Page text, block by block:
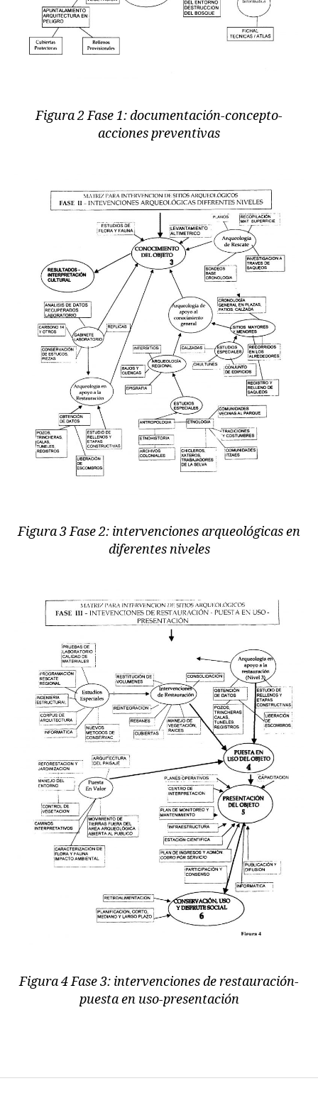
Figura 2 Fase 1: documentación-concepto-
acciones preventivas
Figura 3 Fase 2: intervenciones arqueológicas en
diferentes niveles
Figura 4 Fase 3: intervenciones de restauración-
puesta en uso-presentación